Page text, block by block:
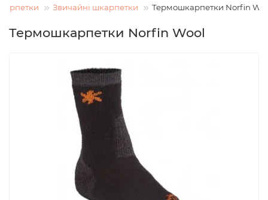
Звичайні шкарпетки Термошкарпетки Norfin
Термошкарпетки Norfin Wool